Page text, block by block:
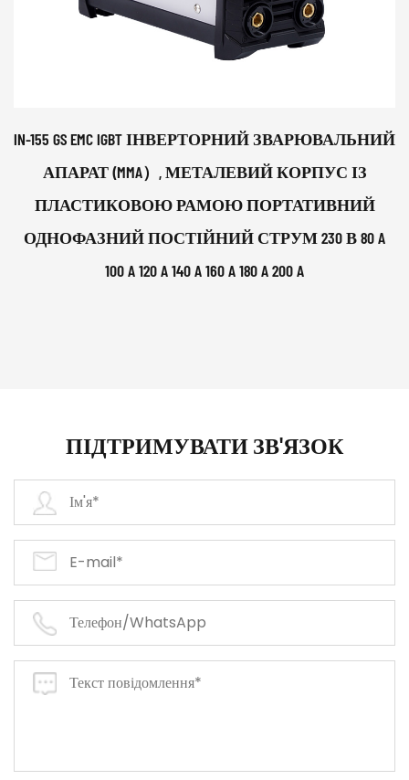
IN-155 GS EMC IGBT ІНВЕРТОРНИЙ ЗВАРЮВАЛЬНИЙ
АПАРАТ (MMA）, МЕТАЛЕВИЙ КОРПУС ІЗ
ПЛАСТИКОВОЮ РАМОЮ ПОРТАТИВНИЙ
ОДНОФАЗНИЙ ПОСТІЙНИЙ СТРУМ 230 В 80 A
100 A 120 A 140 A 160 A 180 A 200 A
ПІДТРИМУВАТИ ЗВ'ЯЗОК